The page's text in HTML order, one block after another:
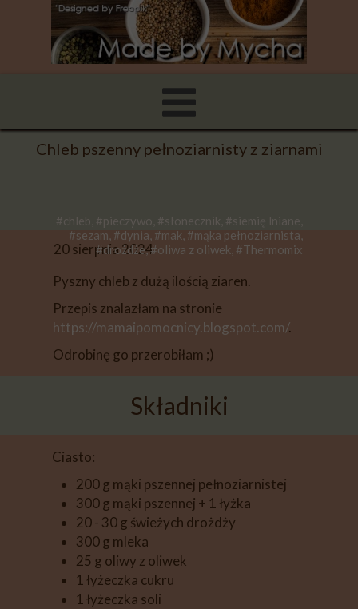
#chleb, #pieczywo, #słonecznik, #siemię lniane,
#sezam, #dynia, #mak, #mąka pełnoziarnista,
#drożdże, #oliwa z oliwek, #Thermomix
20 sierpnia 2024
Chleb pszenny pełnoziarnisty z ziarnami
Pyszny chleb z dużą ilością ziaren.
Przepis znalazłam na stronie
https://mamaipomocnicy.blogspot.com/.
Odrobinę go przerobiłam ;)
Składniki
Ciasto:
200 g mąki pszennej pełnoziarnistej
300 g mąki pszennej + 1 łyżka
20 - 30 g świeżych drożdży
300 g mleka
25 g oliwy z oliwek
1 łyżeczka cukru
1 łyżeczka soli